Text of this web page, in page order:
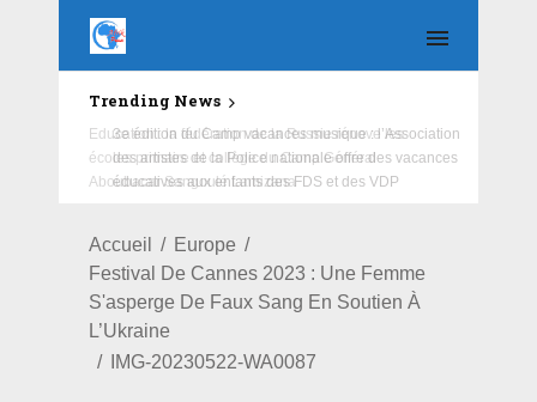
Trending News
Education : la fédération de la Russie rénove les
écoles primaire et collège du Camp Général
Aboubacar Sangoulé Lamizana
Accueil
Europe
Festival De Cannes 2023 : Une Femme
S'asperge De Faux Sang En Soutien À
L’Ukraine
IMG-20230522-WA0087